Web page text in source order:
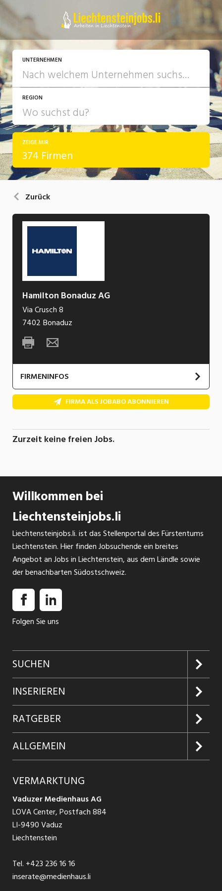
UNTERNEHMEN
REGION
ZEIGE MIR
374 Firmen
Zurück
Hamilton Bonaduz AG
Via Crusch 8
7402 Bonaduz
FIRMENINFOS
FIRMA ALS JOBABO ABONNIEREN
Zurzeit keine freien Jobs.
Willkommen bei
Liechtensteinjobs.li
Liechtensteinjobs.li. ist das Stellenportal des Fürstentums
Liechtenstein. Hier finden Jobsuchende ein breites
Angebot an Jobs in Liechtenstein, aus dem Ländle sowie
der benachbarten Südostschweiz.
Folgen Sie uns
SUCHEN
Jobs suchen
Jobabo
Firmen entdecken
Jobs in Graubünden
Jobs in St. Gallen
Jobs in Glarus
Jobs in der Südostschweiz
Temporär Jobs
INSERIEREN
Kundenlogin
Inserieren
Produkte
Schnittstelle
RATGEBER
Glossar
Ratgeber Bewerbung / Rekrutierung
ALLGEMEIN
AGB
Datenschutzbestimmungen
Nutzungsbedingungen
Impressum
VERMARKTUNG
Vaduzer Medienhaus AG
LOVA Center, Postfach 884
LI-9490 Vaduz
Liechtenstein
Tel. +423 236 16 16
inserate@medienhaus.li